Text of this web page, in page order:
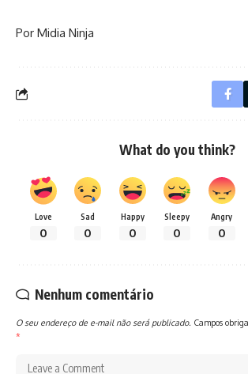
Por Midia Ninja
What do you think?
Love
0
Sad
0
Happy
0
Sleepy
0
Angry
0
Nenhum comentário
O seu endereço de e-mail não será publicado. Campos
*